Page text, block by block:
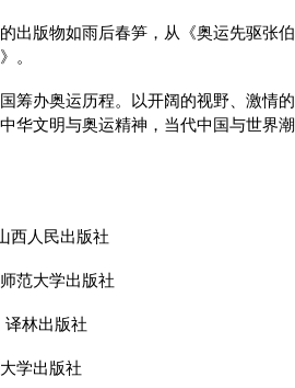
出版物如雨后春笋，从《奥运先驱张
。
筹办奥运历程。以开阔的视野、激情
华文明与奥运精神，当代中国与世界
西人民出版社
范大学出版社
译林出版社
学出版社